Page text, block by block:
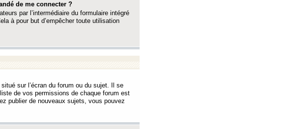
de me connecter ?
par l’intermédiaire du formulaire intégré
à pour but d’empêcher toute utilisation
sur l’écran du forum ou du sujet. Il se
de vos permissions de chaque forum est
publier de nouveaux sujets, vous pouvez